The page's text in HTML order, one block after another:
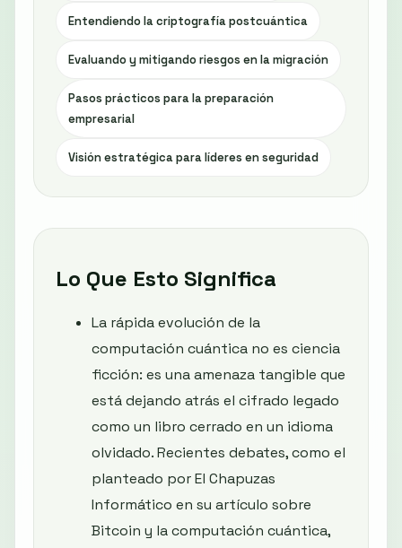
Entendiendo la criptografía postcuántica
Evaluando y mitigando riesgos en la migración
Pasos prácticos para la preparación
empresarial
Visión estratégica para líderes en seguridad
Lo Que Esto Significa
La rápida evolución de la
computación cuántica no es ciencia
ficción: es una amenaza tangible que
está dejando atrás el cifrado legado
como un libro cerrado en un idioma
olvidado. Recientes debates, como el
planteado por El Chapuzas
Informático en su artículo sobre
Bitcoin y la computación cuántica,